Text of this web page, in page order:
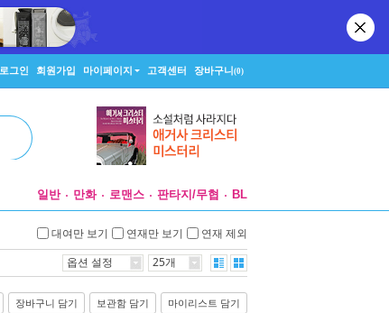
로그인 회원가입 마이페이지 고객센터 장바구니(0)
일반 만화 로맨스 판타지/무협 BL
대여만 보기 연재만 보기 연재 제외
옵션 설정 25개
장바구니 담기 보관함 담기 마이리스트 담기